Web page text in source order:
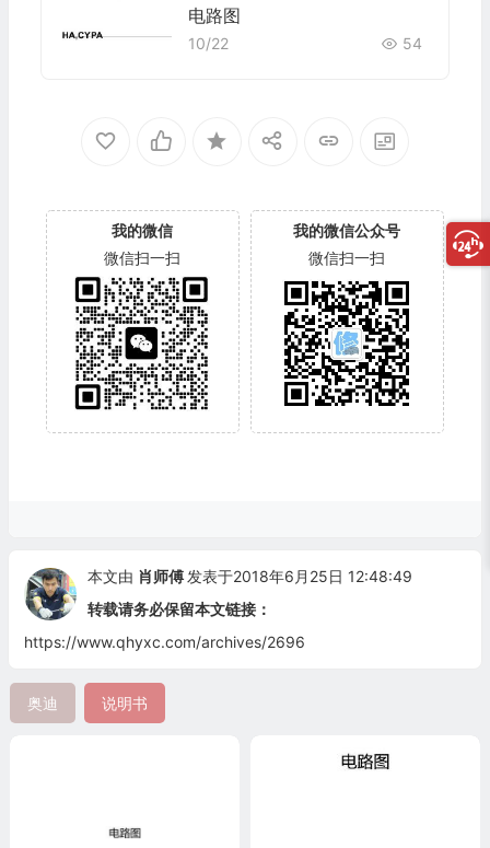
电路图
10/22 54
我的微信
微信扫一扫
我的微信公众号
微信扫一扫
本文由 肖师傅 发表于2018年6月25日 12:48:49
转载请务必保留本文链接：
https://www.qhyxc.com/archives/2696
奥迪 说明书